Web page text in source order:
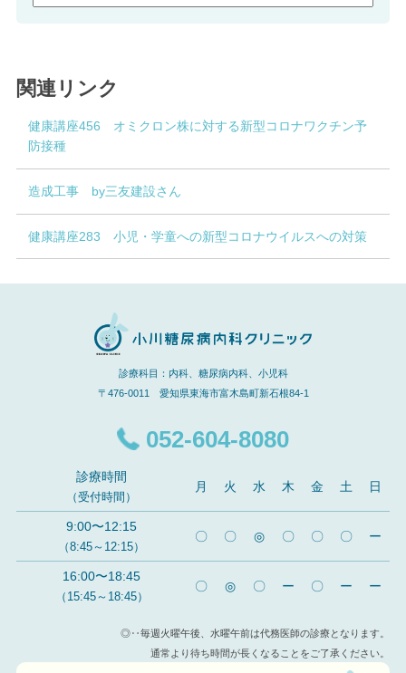
関連リンク
健康講座456 オミクロン株に対する新型コロナワクチン予
防接種
造成工事 by三友建設さん
健康講座283 小児・学童への新型コロナウイルスへの対策
診療科目：内科、糖尿病内科、小児科
〒476-0011 愛知県東海市富木島町新石根84-1
052-604-8080
診療時間
（受付時間）
月 火 水 木 金 土 日
9:00〜12:15
（8:45～12:15）
〇 〇 ◎ 〇 〇 〇 ー
16:00〜18:45
（15:45～18:45）
〇 ◎ 〇 ー 〇 ー ー
◎‥毎週火曜午後、水曜午前は代務医師の診療となります。
通常より待ち時間が長くなることをご了承ください。